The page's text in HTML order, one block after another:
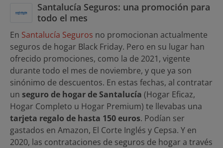
Santalucía Seguros: una promoción para
todo el mes
En Santalucía Seguros no promocionan actualmente
seguros de hogar Black Friday. Pero en su lugar han
ofrecido promociones, como la de 2021, vigente
durante todo el mes de noviembre, y que ya son
sinónimo de descuentos. En estas fechas, al contratar
un seguro de hogar de Santalucía (Hogar Eficaz,
Hogar Completo u Hogar Premium) te llevabas una
tarjeta regalo de hasta 150 euros. Podían ser
gastados en Amazon, El Corte Inglés y Cepsa. Y en
2020, las contrataciones de seguros de hogar a través